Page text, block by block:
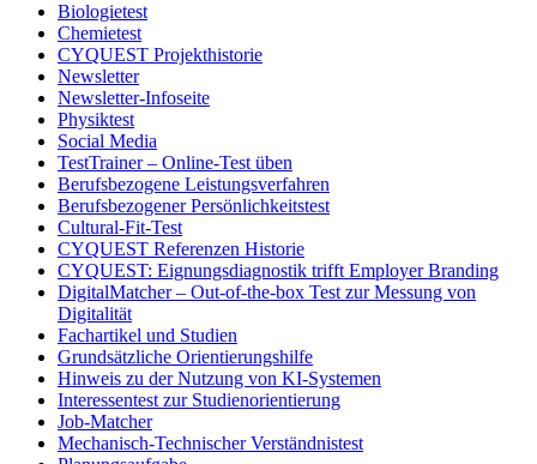
Biologietest
Chemietest
CYQUEST Projekthistorie
Newsletter
Newsletter-Infoseite
Physiktest
Social Media
TestTrainer – Online-Test üben
Berufsbezogene Leistungsverfahren
Berufsbezogener Persönlichkeitstest
Cultural-Fit-Test
CYQUEST Referenzen Historie
CYQUEST: Eignungsdiagnostik trifft Employer Branding
DigitalMatcher – Out-of-the-box Test zur Messung von
Digitalität
Fachartikel und Studien
Grundsätzliche Orientierungshilfe
Hinweis zu der Nutzung von KI-Systemen
Interessentest zur Studienorientierung
Job-Matcher
Mechanisch-Technischer Verständnistest